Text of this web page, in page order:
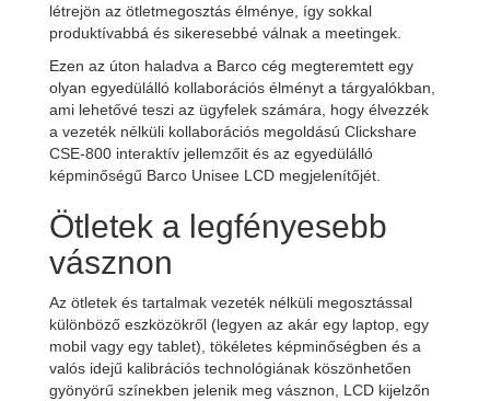
létrejön az ötletmegosztás élménye, így sokkal
produktívabbá és sikeresebbé válnak a meetingek.
Ezen az úton haladva a Barco cég megteremtett egy
olyan egyedülálló kollaborációs élményt a tárgyalókban,
ami lehetővé teszi az ügyfelek számára, hogy élvezzék
a vezeték nélküli kollaborációs megoldású Clickshare
CSE-800 interaktív jellemzőit és az egyedülálló
képminőségű Barco Unisee LCD megjelenítőjét.
Ötletek a legfényesebb
vásznon
Az ötletek és tartalmak vezeték nélküli megosztással
különböző eszközökről (legyen az akár egy laptop, egy
mobil vagy egy tablet), tökéletes képminőségben és a
valós idejű kalibrációs technológiának köszönhetően
gyönyörű színekben jelenik meg vásznon, LCD kijelzőn